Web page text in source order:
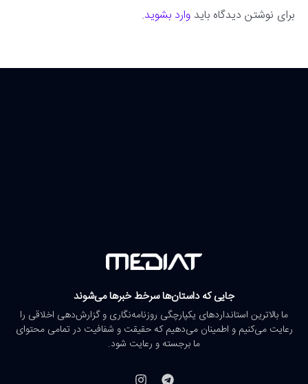
برای نوشتن دیدگاه باید وارد بشوید.
جایی که داستان‌ها سرخط خبرها می‌شوند
ما بالاترین استانداردهای یکپارچگی روزنامه‌نگاری و گزارش‌دهی اخلاقی را
رعایت می‌کنیم و اطمینان می‌دهیم که حقیقت و شفافیت در تمامی محتوای
ما برجسته و رعایت شود.